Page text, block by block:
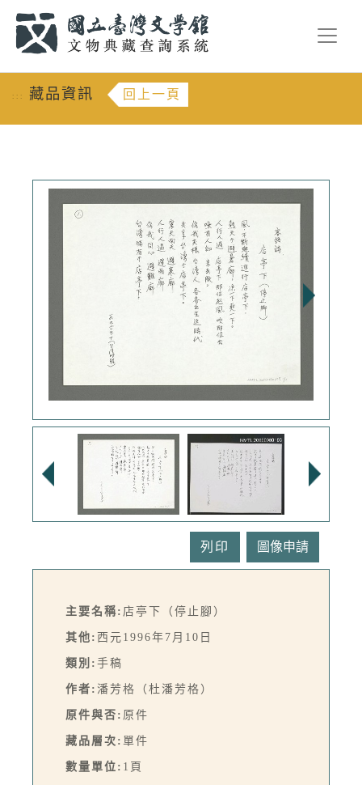
::: 藏品資訊 回上一頁
列印
主要名稱: 店亭下（停止腳）
其他: 西元1996年7月10日
類別: 手稿
作者: 潘芳格（杜潘芳格）
原件與否: 原件
藏品層次: 單件
數量單位: 1頁